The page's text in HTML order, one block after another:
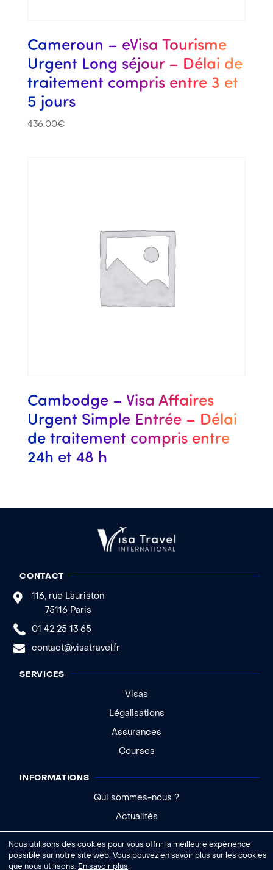
Cameroun – eVisa Tourisme
Urgent Long séjour – Délai de
traitement compris entre 3 et
5 jours
436.00€
Cambodge – Visa Affaires
Urgent Simple Entrée – Délai
de traitement compris entre
24h et 48 h
CONTACT
116, rue Lauriston
75116 Paris
01 42 25 13 65
contact@visatravel.fr
SERVICES
Visas
Légalisations
Assurances
Courses
INFORMATIONS
Qui sommes-nous ?
Actualités
Nous utilisons des cookies pour vous offrir la meilleure expérience
possible sur notre site web. Vous pouvez en savoir plus sur les cookies
que nous utilisons. En savoir plus.